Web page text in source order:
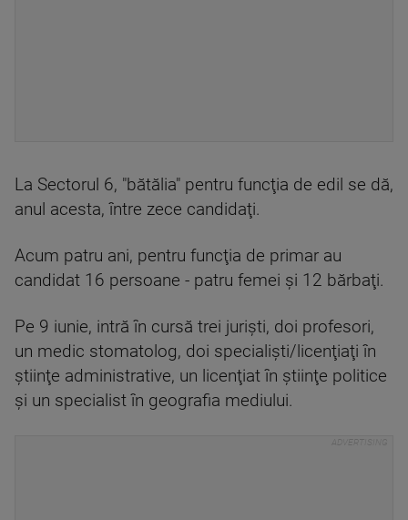
La Sectorul 6, "bătălia" pentru funcţia de edil se dă,
anul acesta, între zece candidaţi.
Acum patru ani, pentru funcţia de primar au
candidat 16 persoane - patru femei şi 12 bărbaţi.
Pe 9 iunie, intră în cursă trei jurişti, doi profesori,
un medic stomatolog, doi specialişti/licenţiaţi în
ştiinţe administrative, un licenţiat în ştiinţe politice
şi un specialist în geografia mediului.